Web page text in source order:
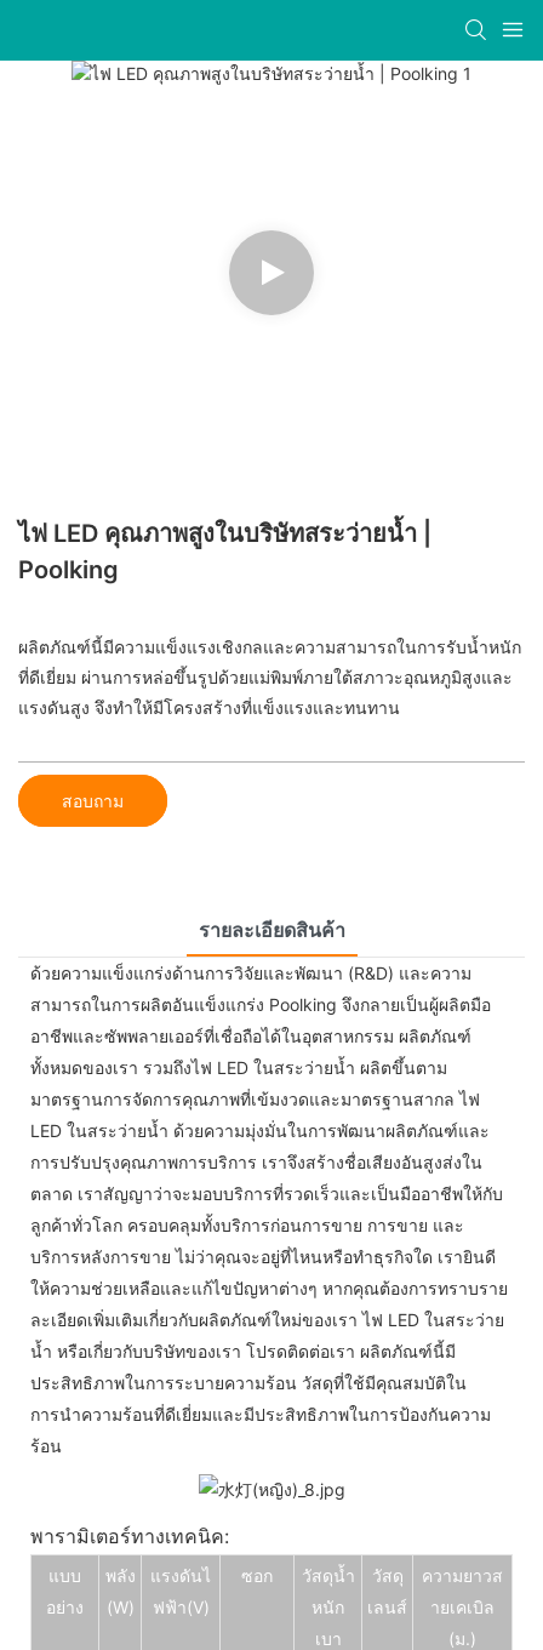
ไฟ LED คุณภาพสูงในบริษัทสระว่ายน้ำ |
Poolking
ผลิตภัณฑ์นี้มีความแข็งแรงเชิงกลและความสามารถในการรับน้ำหนัก
ที่ดีเยี่ยม ผ่านการหล่อขึ้นรูปด้วยแม่พิมพ์ภายใต้สภาวะอุณหภูมิสูงและ
แรงดันสูง จึงทำให้มีโครงสร้างที่แข็งแรงและทนทาน
สอบถาม
รายละเอียดสินค้า
ด้วยความแข็งแกร่งด้านการวิจัยและพัฒนา (R&D) และความ
สามารถในการผลิตอันแข็งแกร่ง Poolking จึงกลายเป็นผู้ผลิตมือ
อาชีพและซัพพลายเออร์ที่เชื่อถือได้ในอุตสาหกรรม ผลิตภัณฑ์
ทั้งหมดของเรา รวมถึงไฟ LED ในสระว่ายน้ำ ผลิตขึ้นตาม
มาตรฐานการจัดการคุณภาพที่เข้มงวดและมาตรฐานสากล ไฟ
LED ในสระว่ายน้ำ ด้วยความมุ่งมั่นในการพัฒนาผลิตภัณฑ์และ
การปรับปรุงคุณภาพการบริการ เราจึงสร้างชื่อเสียงอันสูงส่งใน
ตลาด เราสัญญาว่าจะมอบบริการที่รวดเร็วและเป็นมืออาชีพให้กับ
ลูกค้าทั่วโลก ครอบคลุมทั้งบริการก่อนการขาย การขาย และ
บริการหลังการขาย ไม่ว่าคุณจะอยู่ที่ไหนหรือทำธุรกิจใด เรายินดี
ให้ความช่วยเหลือและแก้ไขปัญหาต่างๆ หากคุณต้องการทราบราย
ละเอียดเพิ่มเติมเกี่ยวกับผลิตภัณฑ์ใหม่ของเรา ไฟ LED ในสระว่าย
น้ำ หรือเกี่ยวกับบริษัทของเรา โปรดติดต่อเรา ผลิตภัณฑ์นี้มี
ประสิทธิภาพในการระบายความร้อน วัสดุที่ใช้มีคุณสมบัติใน
การนำความร้อนที่ดีเยี่ยมและมีประสิทธิภาพในการป้องกันความ
ร้อน
พารามิเตอร์ทางเทคนิค:
แบบ
อย่าง
พลัง
(W)
แรงดันไ
ฟฟ้า(V)
ซอก
วัสดุน้ำ
หนัก
เบา
วัสดุ
เลนส์
ความยาวส
ายเคเบิล
(ม.)